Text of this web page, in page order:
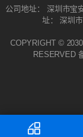
公司地址： 深圳市
址： 深圳
COPYRIGHT ©
RESERVED